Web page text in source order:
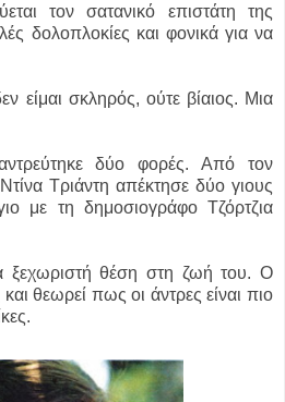
τον σατανικό επιστάτη της
δολοπλοκίες και φονικά για να
είμαι σκληρός, ούτε βίαιος. Μια
δύο φορές. Από τον
Τριάντη απέκτησε δύο γιους
με τη δημοσιογράφο Τζόρτζια
ξεχωριστή θέση στη ζωή του. Ο
και θεωρεί πως οι άντρες είναι πιο